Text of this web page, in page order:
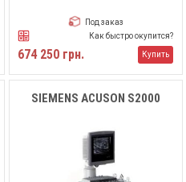
Под заказ
Как быстро окупится?
674 250 грн. Купить
SIEMENS ACUSON S2000